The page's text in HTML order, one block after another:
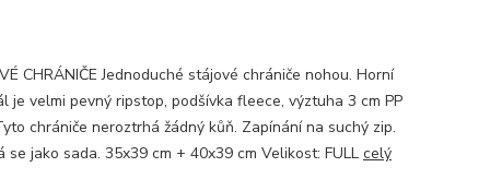
CHRÁNIČE Jednoduché stájové chrániče nohou. Horní
je velmi pevný ripstop, podšívka fleece, výztuha 3 cm PP
chrániče neroztrhá žádný kůň. Zapínání na suchý zip.
se jako sada. 35x39 cm + 40x39 cm Velikost: FULL celý